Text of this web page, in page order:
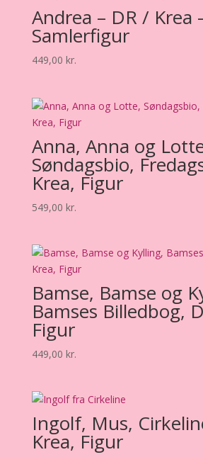
Andrea – DR / Krea
Samlerfigur
449,00 kr.
Anna, Anna og
Søndagsbio,
Krea, Figur
549,00 kr.
Bamse, Bamse og
Bamses Billedbog,
Figur
449,00 kr.
Ingolf, Mus,
Krea, Figur